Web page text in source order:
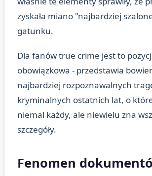
zyskała miano "najbardziej
gatunku.
Dla fanów true crime jest to
obowiązkowa - przedstawia
najbardziej rozpoznawalnych
kryminalnych ostatnich lat, o której
niemal każdy, ale niewielu zna
szczegóły.
Fenomen